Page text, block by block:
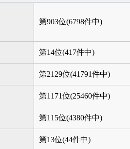
第903位(6798件中)
第14位(417件中)
第2129位(41791件中)
第1171位(25460件中)
第115位(4380件中)
第13位(44件中)